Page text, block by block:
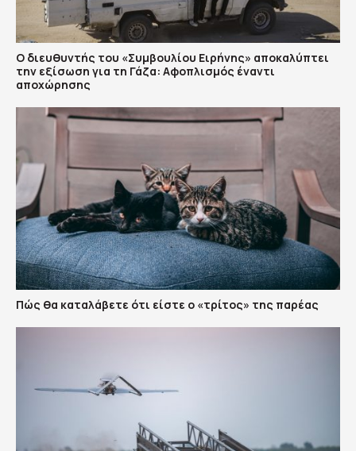
Ο διευθυντής του «Συμβουλίου Ειρήνης» αποκαλύπτει
την εξίσωση για τη Γάζα: Αφοπλισμός έναντι
αποχώρησης
Πώς θα καταλάβετε ότι είστε ο «τρίτος» της παρέας